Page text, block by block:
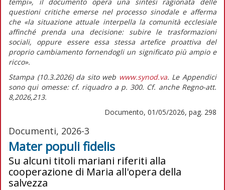
questioni critiche emerse nel processo sinodale e afferma
che«la situazione attuale interpella la comunità ecclesiale
affinché prenda una decisione: subire le trasformazioni
sociali, oppure essere essa stessa artefice proattiva del
proprio cambiamento fornendogli un significato più ampio e
ricco».
Stampa (10.3.2026) da sito web www.synod.va. Le Appendici
sono qui omesse: cf. riquadro a p. 300. Cf. anche Regno-att.
8,2026,213.
Documento, 01/05/2026, pag. 298
Documenti, 2026-3
Mater populi fidelis
Su alcuni titoli mariani riferiti alla
cooperazione di Maria all'opera della
salvezza